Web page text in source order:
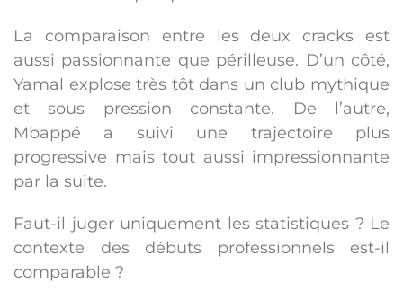
La comparaison entre les deux cracks est
aussi passionnante que périlleuse. D’un côté,
Yamal explose très tôt dans un club mythique
et sous pression constante. De l’autre,
Mbappé a suivi une trajectoire plus
progressive mais tout aussi impressionnante
par la suite.
Faut-il juger uniquement les statistiques ? Le
contexte des débuts professionnels est-il
comparable ?